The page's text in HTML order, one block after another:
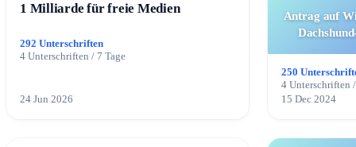
1 Milliarde für freie Medien
292 Unterschriften
4 Unterschriften / 7 Tage
24 Jun 2026
Antrag auf
250
4 Unterschriften
15 Dec 2024